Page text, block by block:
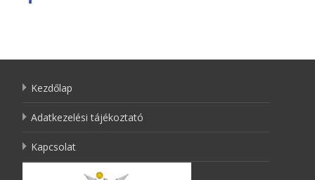
Kezdőlap
Adatkezelési tájékoztató
Kapcsolat